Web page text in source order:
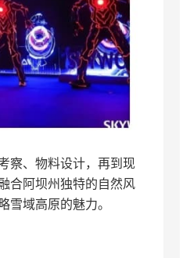
察、物料设计，再到现
合阿坝州独特的自然风
雪域高原的魅力。